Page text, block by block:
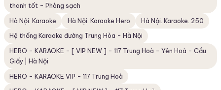
thanh tốt - Phòng sạch
Hà Nội. Karaoke
Hà Nội. Karaoke Hero
Hà Nội. Karaoke. 250
Hệ thống Karaoke đường Trung Hòa - Hà Nội
HERO - KARAOKE - [ VIP NEW ] - 117 Trung Hoà - Yên Hoà - Cầu
Giấy | Hà Nội
HERO - KARAOKE VIP - 117 Trung Hoà